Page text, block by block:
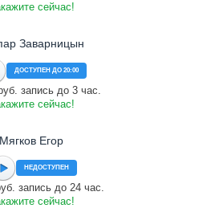
сейчас!
Заварницын
ДОСТУПЕН ДО 20:00
запись до 3 час.
сейчас!
Мягков Егор
НЕДОСТУПЕН
запись до 24 час.
сейчас!